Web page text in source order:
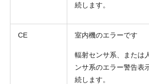
続します。
CE 室内機のエラーです
輻射センサ系、または
ンサ系のエラー警告表
続します。
メッセージ